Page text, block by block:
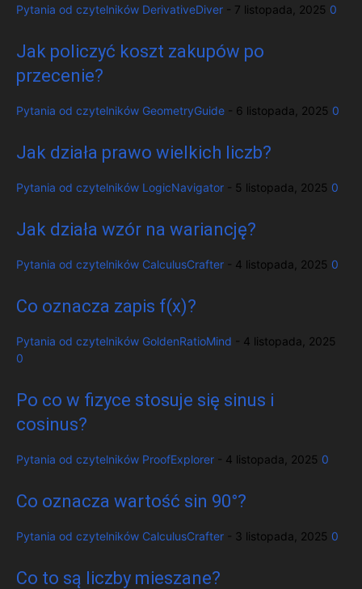
Pytania od czytelników DerivativeDiver 7 listopada, 2025 0
Jak policzyć koszt zakupów po
przecenie?
Pytania od czytelników GeometryGuide 6 listopada, 2025 0
Jak działa prawo wielkich liczb?
Pytania od czytelników LogicNavigator 5 listopada, 2025 0
Jak działa wzór na wariancję?
Pytania od czytelników CalculusCrafter 4 listopada, 2025 0
Co oznacza zapis f(x)?
Pytania od czytelników GoldenRatioMind
4 listopada, 2025
0
Po co w fizyce stosuje się sinus i
cosinus?
Pytania od czytelników ProofExplorer 4 listopada, 2025 0
Co oznacza wartość sin 90°?
Pytania od czytelników CalculusCrafter 3 listopada, 2025 0
Co to są liczby mieszane?